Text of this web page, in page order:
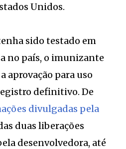
Unidos.
sido testado em
no país, o imunizante
aprovação para uso
definitivo. De
divulgadas pela
duas liberações
desenvolvedora, até